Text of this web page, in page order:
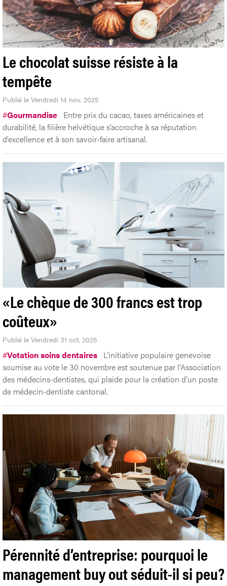
Le chocolat suisse résiste à la
tempête
Publié le Vendredi 14 nov. 2025
#Gourmandise Entre prix du cacao, taxes américaines et
durabilité, la filière helvétique s’accroche à sa réputation
d’excellence et à son savoir-faire artisanal.
«Le chèque de 300 francs est trop
coûteux»
Publié le Vendredi 31 oct. 2025
#Votation soins dentaires L’initiative populaire genevoise
soumise au vote le 30 novembre est soutenue par l’Association
des médecins-dentistes, qui plaide pour la création d’un poste
de médecin-dentiste cantonal.
Pérennité d’entreprise: pourquoi le
management buy out séduit-il si peu?